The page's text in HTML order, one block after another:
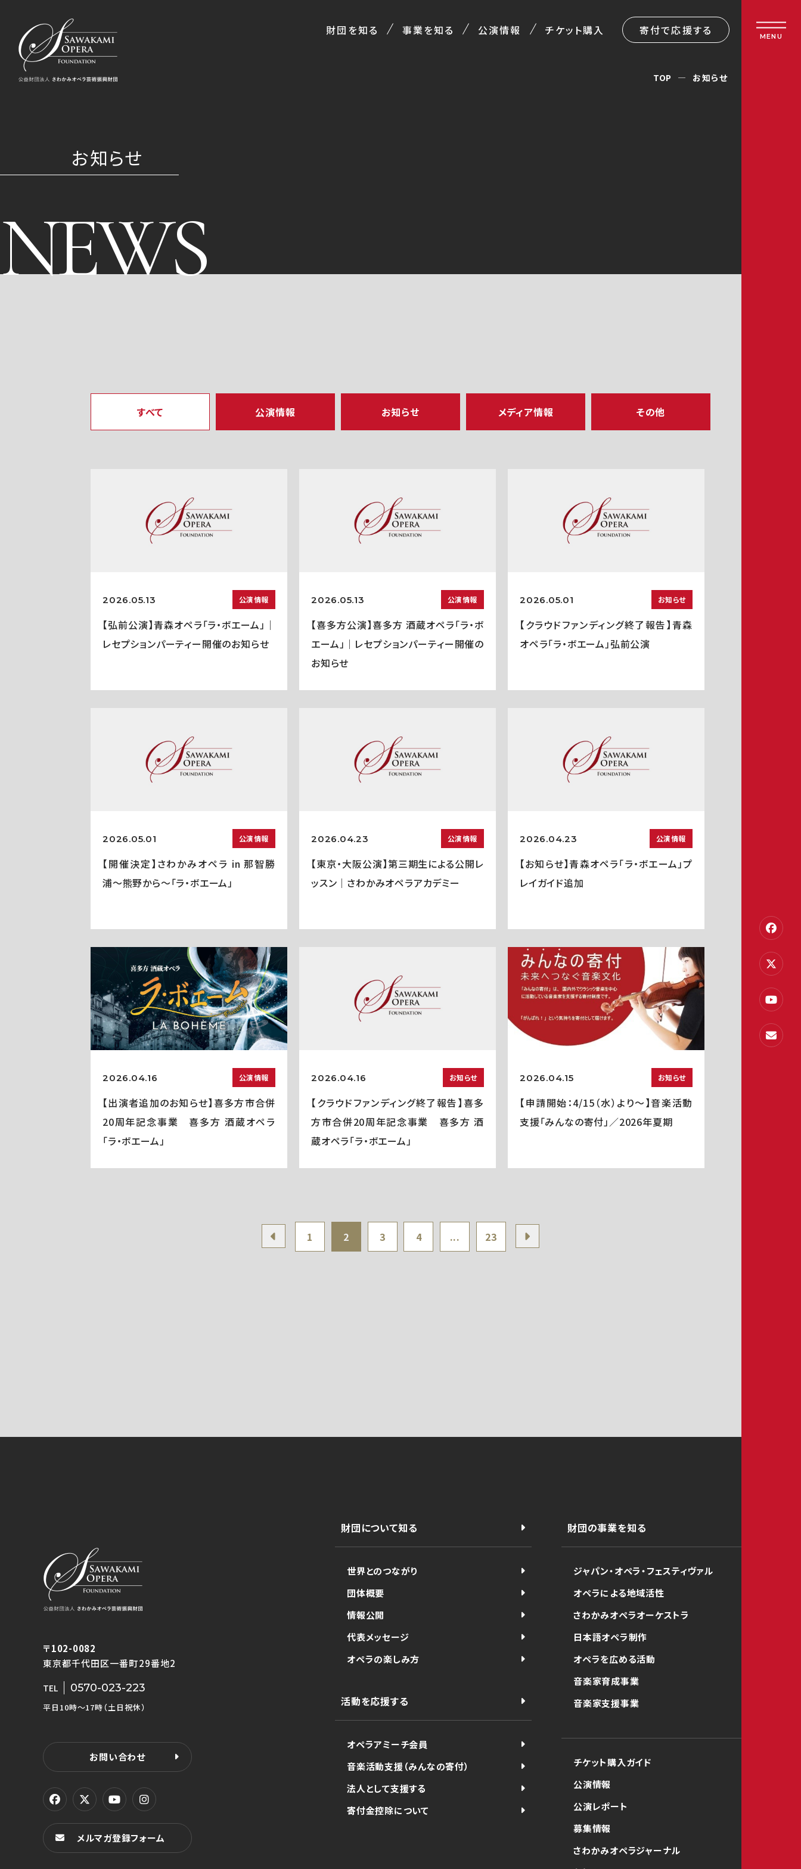
財団を知る 事業を知る 公演情報 チケット購入 寄付で応援する MENU
お知らせ
NEWS
TOP お知らせ
すべて 公演情報 お知らせ メディア情報 その他
2026.05.13 公演情報
【弘前公演】青森オペラ「ラ・ボエーム」｜
レセプションパーティー開催のお知らせ
2026.05.13 公演情報
【喜多方公演】喜多方 酒蔵オペラ「ラ・ボ
エーム」｜レセプションパーティー開催の
お知らせ
2026.05.01 お知らせ
【クラウドファンディング終了報告】青森
オペラ「ラ・ボエーム」弘前公演
2026.05.01 公演情報
【開催決定】さわかみオペラ in 那智勝
浦〜熊野から〜「ラ・ボエーム」
2026.04.23 公演情報
【東京・大阪公演】第三期生による公開レ
ッスン｜さわかみオペラアカデミー
2026.04.23 公演情報
【お知らせ】青森オペラ「ラ・ボエーム」プ
レイガイド追加
2026.04.16 公演情報
【出演者追加のお知らせ】喜多方市合併
20周年記念事業 喜多方 酒蔵オペラ
「ラ・ボエーム」
2026.04.16 お知らせ
【クラウドファンディング終了報告】喜多
方市合併20周年記念事業 喜多方 酒
蔵オペラ「ラ・ボエーム」
2026.04.15 お知らせ
【申請開始：4/15（水）より～】音楽活動
支援「みんなの寄付」／2026年夏期
1 2 3 4 ... 23
〒102-0082
東京都千代田区一番町29番地2
TEL 0570-023-223
平日10時〜17時（土日祝休）
お問い合わせ
メルマガ登録フォーム
財団について知る
世界とのつながり
団体概要
情報公開
代表メッセージ
オペラの楽しみ方
活動を応援する
オペラアミーチ会員
音楽活動支援（みんなの寄付）
法人として支援する
寄付金控除について
財団の事業を知る
ジャパン・オペラ・フェスティヴァル
オペラによる地域活性
さわかみオペラオーケストラ
日本語オペラ制作
オペラを広める活動
音楽家育成事業
音楽家支援事業
チケット購入ガイド
公演情報
公演レポート
募集情報
さわかみオペラジャーナル